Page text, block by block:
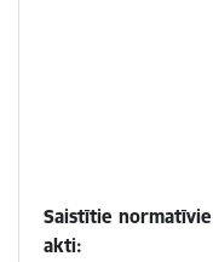
Saistītie normatīvie
akti: